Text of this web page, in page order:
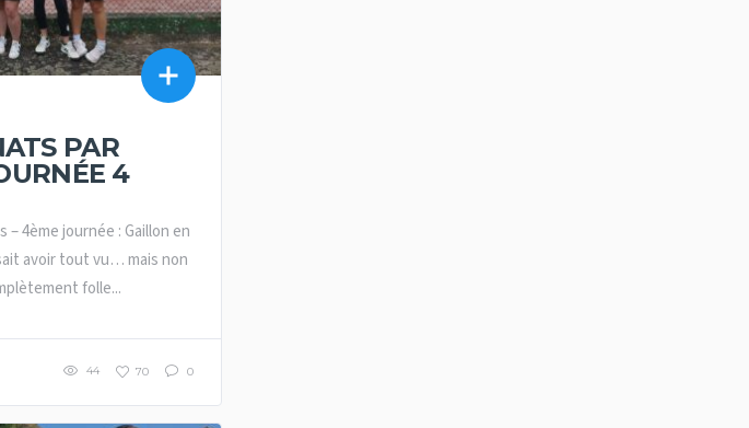
PAR
4
– 4ème journée : Gaillon en
avoir tout vu… mais non
folle...
44 70 0